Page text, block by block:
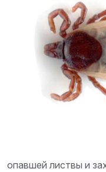
опавшей листвы и